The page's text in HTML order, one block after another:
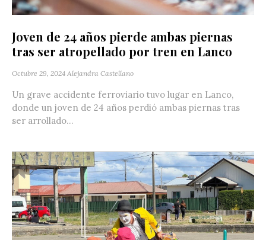
Joven de 24 años pierde ambas piernas
tras ser atropellado por tren en Lanco
Octubre 29, 2024 Alejandra Castellano
Un grave accidente ferroviario tuvo lugar en Lanco,
donde un joven de 24 años perdió ambas piernas tras
ser arrollado...